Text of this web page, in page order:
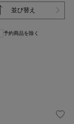
並び替え
予約商品を除く